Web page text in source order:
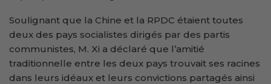
Soulignant que la Chine et la RPDC étaient toutes
deux des pays socialistes dirigés par des partis
communistes, M. Xi a déclaré que l’amitié
traditionnelle entre les deux pays trouvait ses racines
dans leurs idéaux et leurs convictions partagés ainsi